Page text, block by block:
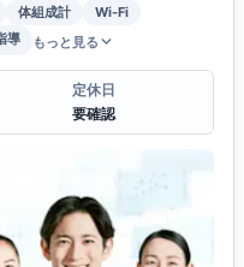
体組成計
Wi-Fi
導 もっと見る
定休日
要確認